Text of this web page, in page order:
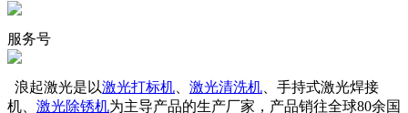
服务号
浪起激光是以激光打标机 激光清洗机 、手持式激光焊接
机、 激光除锈机为主导产品的生产厂家，产品销往全球80余国